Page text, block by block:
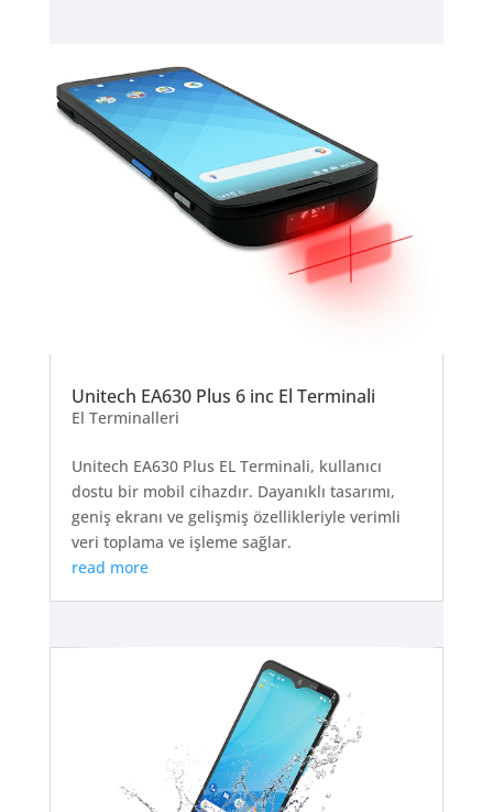
Unitech EA630 Plus 6 inc El Terminali
El Terminalleri
Unitech EA630 Plus EL Terminali, kullanıcı
dostu bir mobil cihazdır. Dayanıklı tasarımı,
geniş ekranı ve gelişmiş özellikleriyle verimli
veri toplama ve işleme sağlar.
read more